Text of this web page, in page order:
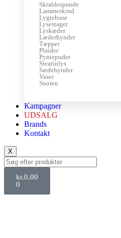
Skraldespande
Lammeskind
Lygtehuse
Lysestager
Lyskæder
Læderhynder
Tæpper
Plaider
Pyntepuder
Stearinlys
Sædehynder
Vaser
Snoren
Kampagner
UDSALG
Brands
Kontakt
X
kr.0,00
0